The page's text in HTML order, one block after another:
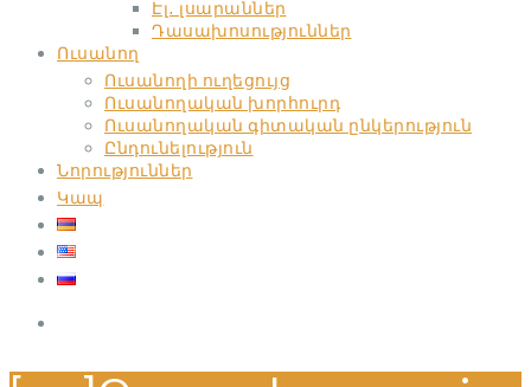
Էլ․ լսարաններ
Դասախոսություններ
Ուսանող
Ուսանողի ուղեցույց
Ուսանողական խորհուրդ
Ուսանողական գիտական ընկերություն
Ընդունելություն
Նորություններ
Կապ